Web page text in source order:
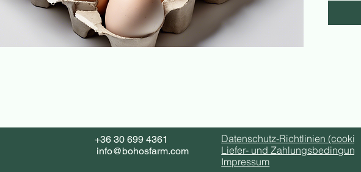
30
+36 30 699 4361
info@bohosfarm.com
Datenschutz-Richtlinien
Liefer- und
Impressum